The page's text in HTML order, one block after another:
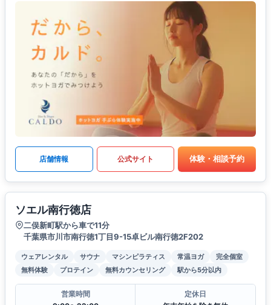
店舗情報 公式サイト 体験・相談予約
ソエル南行徳店
二俣新町駅から車で11分
千葉県市川市南行徳1丁目9-15卓ビル南行徳2F202
ウェアレンタル サウナ マシンピラティス 常温ヨガ
完全個室
無料体験
プロテイン 無料カウンセリング 駅から5分以内
営業時間
定休日